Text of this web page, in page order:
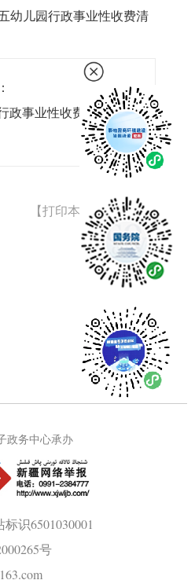
幼儿园行政事业性收费清
政事业性收费清
【打印本文】【关闭】
政务中心承办
标识6501030001
号